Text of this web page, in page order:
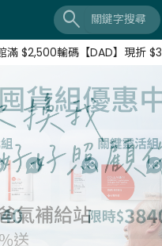
search
爸氣補給站】 全站紅利享8%
滿 $2,500輸碼【DAD】現折
爸氣補給站】 全站紅利享8%